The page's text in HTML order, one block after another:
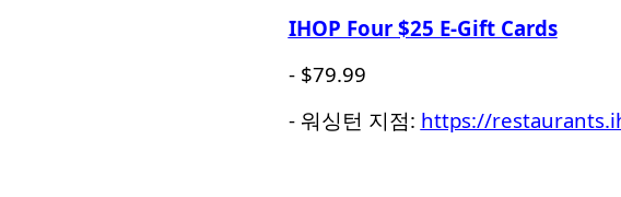
IHOP Four $25 E-Gift Cards
- $79.99
- 워싱턴 지점: https://